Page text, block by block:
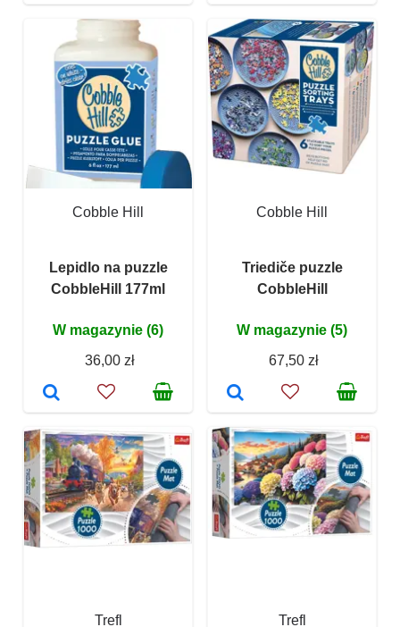
Cobble Hill
Lepidlo na puzzle
CobbleHill 177ml
W magazynie (6)
36,00 zł
Cobble Hill
Triediče puzzle
CobbleHill
W magazynie (5)
67,50 zł
Trefl Trefl